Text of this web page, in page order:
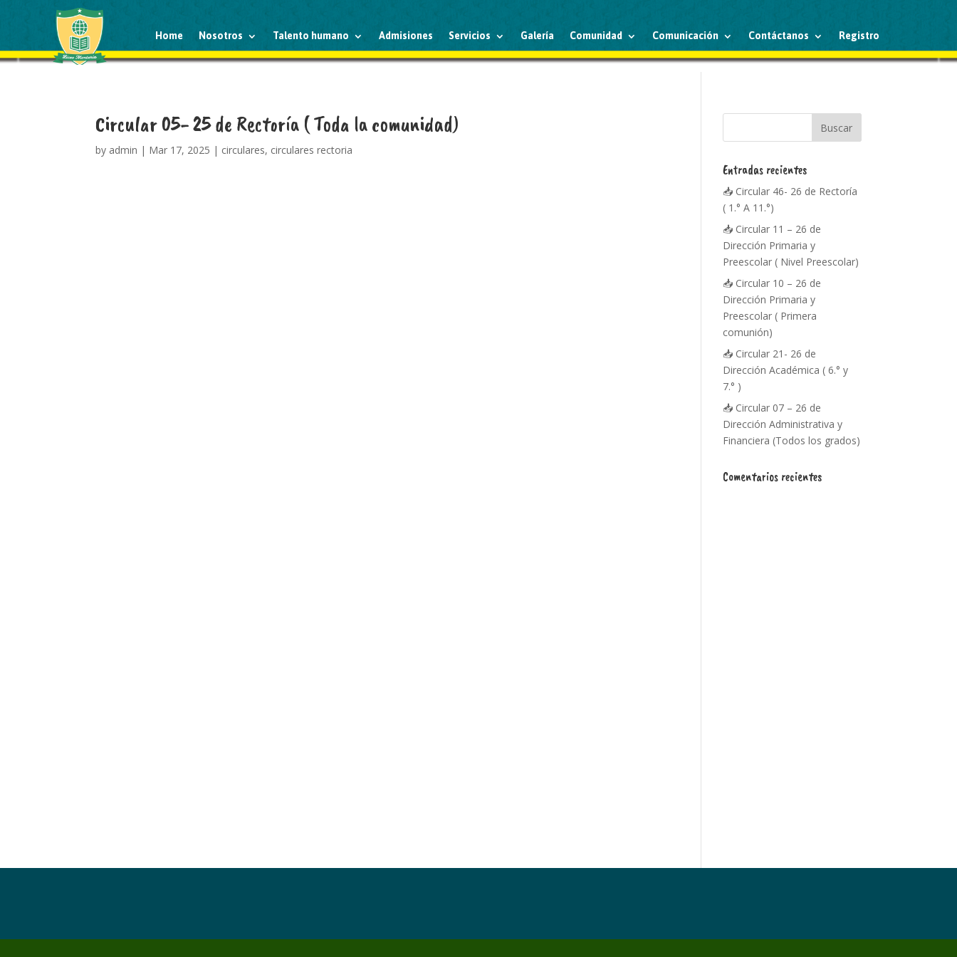
Home Nosotros Talento humano Admisiones Servicios Galería Comunidad Comunicación Contáctanos Registro
Circular 05- 25 de Rectoría ( Toda la comunidad)
by admin | Mar 17, 2025 | circulares, circulares rectoria
Entradas recientes
📥 Circular 46- 26 de Rectoría
( 1.° A 11.°)
📥 Circular 11 – 26 de
Dirección Primaria y
Preescolar ( Nivel Preescolar)
📥 Circular 10 – 26 de
Dirección Primaria y
Preescolar ( Primera
comunión)
📥 Circular 21- 26 de
Dirección Académica ( 6.° y
7.° )
📥 Circular 07 – 26 de
Dirección Administrativa y
Financiera (Todos los grados)
Comentarios recientes